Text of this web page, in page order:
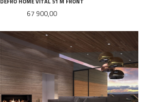
Pris
67 900,00